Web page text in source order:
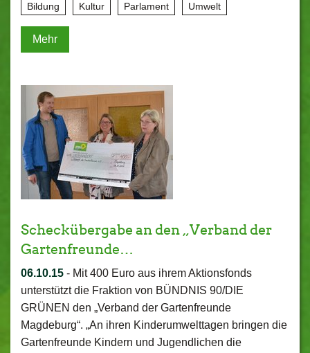
Bildung Kultur Parlament Umwelt
Mehr
Scheckübergabe an den „Verband der
Gartenfreunde…
06.10.15 - Mit 400 Euro aus ihrem Aktionsfonds
unterstützt die Fraktion von BÜNDNIS 90/DIE
GRÜNEN den „Verband der Gartenfreunde
Magdeburg“. „An ihren Kinderumwelttagen bringen die
Gartenfreunde Kindern und Jugendlichen die